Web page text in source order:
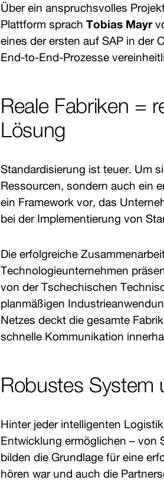
Über ein anspruchsvolles
Plattform sprach Tobias Mayr
eines der ersten auf SAP in der
End-to-End-Prozesse
Reale Fabriken =
Lösung
Standardisierung ist teuer. Um
Ressourcen, sondern auch ein
ein Framework vor, das
bei der Implementierung von
Die erfolgreiche
Technologieunternehmen
von der Tschechischen
planmäßigen
Netzes deckt die gesamte
schnelle Kommunikation
Robustes System
Hinter jeder intelligenten
Entwicklung ermöglichen – von
bilden die Grundlage für eine
hören war und auch die